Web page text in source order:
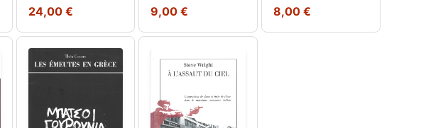
24,00 € 9,00 € 8,00 €